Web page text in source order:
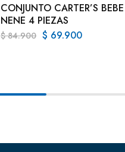
CONJUNTO CARTER’S BEBE
NENE 4 PIEZAS
$84.900 $ 69.900